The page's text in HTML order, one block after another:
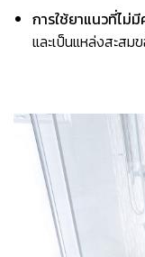
การใช้ยาแนวที่ไม่
และเป็นแหล่งสะสม